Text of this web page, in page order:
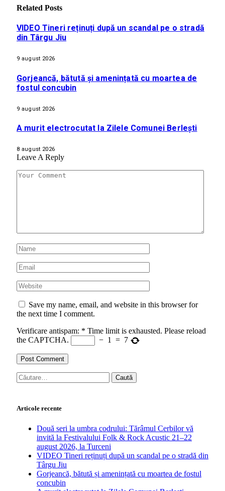
Related Posts
VIDEO Tineri reținuți după un scandal pe o stradă
din Târgu Jiu
9 august 2026
Gorjeancă, bătută și amenințată cu moartea de
fostul concubin
9 august 2026
A murit electrocutat la Zilele Comunei Berlești
8 august 2026
Leave A Reply
Save my name, email, and website in this browser for
the next time I comment.
Verificare antispam: * Time limit is exhausted. Please reload
the CAPTCHA.
− 1 = 7
Caută
după:
Articole recente
Două seri la umbra codrului: Tărâmul Cerbilor vă
invită la Festivalului Folk & Rock Acustic 21–22
august 2026, la Turceni
VIDEO Tineri reținuți după un scandal pe o stradă din
Târgu Jiu
Gorjeancă, bătută și amenințată cu moartea de fostul
concubin